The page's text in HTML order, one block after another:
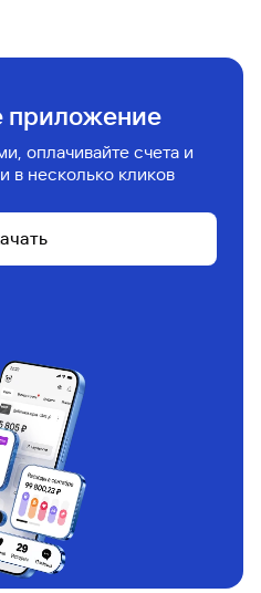
комиссии
счет и покупайте
комиссии. Промокод